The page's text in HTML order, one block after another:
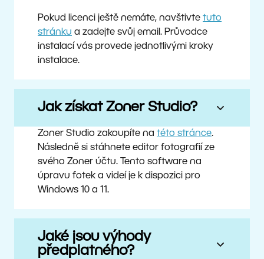
Pokud licenci ještě nemáte, navštivte tuto
stránku a zadejte svůj email. Průvodce
instalací vás provede jednotlivými kroky
instalace.
Jak získat Zoner Studio?
Zoner Studio zakoupíte na této stránce.
Následně si stáhnete editor fotografií ze
svého Zoner účtu. Tento software na
úpravu fotek a videí je k dispozici pro
Windows 10 a 11.
Jaké jsou výhody
předplatného?